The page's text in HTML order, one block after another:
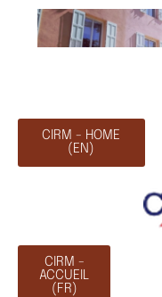
CIRM - HOME
(EN)
CIRM -
ACCUEIL
(FR)